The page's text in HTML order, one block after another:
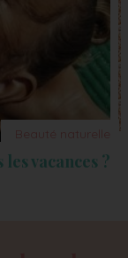
vacances ?